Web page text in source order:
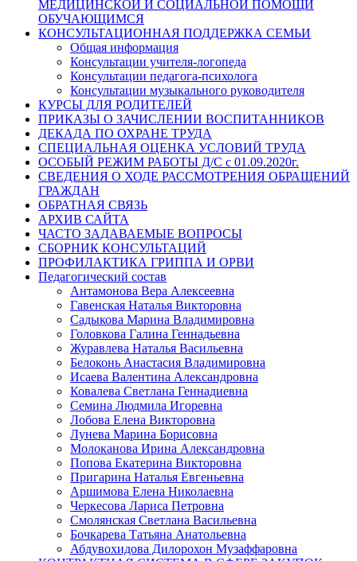
МЕДИЦИНСКОЙ И СОЦИАЛЬНОЙ ПОМОЩИ
ОБУЧАЮЩИМСЯ
КОНСУЛЬТАЦИОННАЯ ПОДДЕРЖКА СЕМЬИ
Общая информация
Консультации учителя-логопеда
Консультации педагога-психолога
Консультации музыкального руководителя
КУРСЫ ДЛЯ РОДИТЕЛЕЙ
ПРИКАЗЫ О ЗАЧИСЛЕНИИ ВОСПИТАННИКОВ
ДЕКАДА ПО ОХРАНЕ ТРУДА
СПЕЦИАЛЬНАЯ ОЦЕНКА УСЛОВИЙ ТРУДА
ОСОБЫЙ РЕЖИМ РАБОТЫ Д/С с 01.09.2020г.
СВЕДЕНИЯ О ХОДЕ РАССМОТРЕНИЯ ОБРАЩЕНИЙ
ГРАЖДАН
ОБРАТНАЯ СВЯЗЬ
АРХИВ САЙТА
ЧАСТО ЗАДАВАЕМЫЕ ВОПРОСЫ
СБОРНИК КОНСУЛЬТАЦИЙ
ПРОФИЛАКТИКА ГРИППА И ОРВИ
Педагогический состав
Антамонова Вера Алексеевна
Гавенская Наталья Викторовна
Садыкова Марина Владимировна
Головкова Галина Геннадьевна
Журавлева Наталья Васильевна
Белоконь Анастасия Владимировна
Исаева Валентина Александровна
Ковалева Светлана Геннадиевна
Семина Людмила Игоревна
Лобова Елена Викторовна
Лунева Марина Борисовна
Молоканова Ирина Александровна
Попова Екатерина Викторовна
Пригарина Наталья Евгеньевна
Аршимова Елена Николаевна
Черкесова Лариса Петровна
Смолянская Светлана Васильевна
Бочкарева Татьяна Анатольевна
Абдувохидова Дилорохон Музаффаровна